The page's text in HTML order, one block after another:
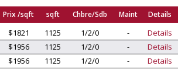
Prix /sqft sqft Chbre/Sdb Maint Details
$1821 1125 1/2/0 -
Details
$1956 1125 1/2/0 -
Details
$1956 1125 1/2/0 - Details